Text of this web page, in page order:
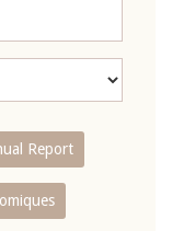
Report